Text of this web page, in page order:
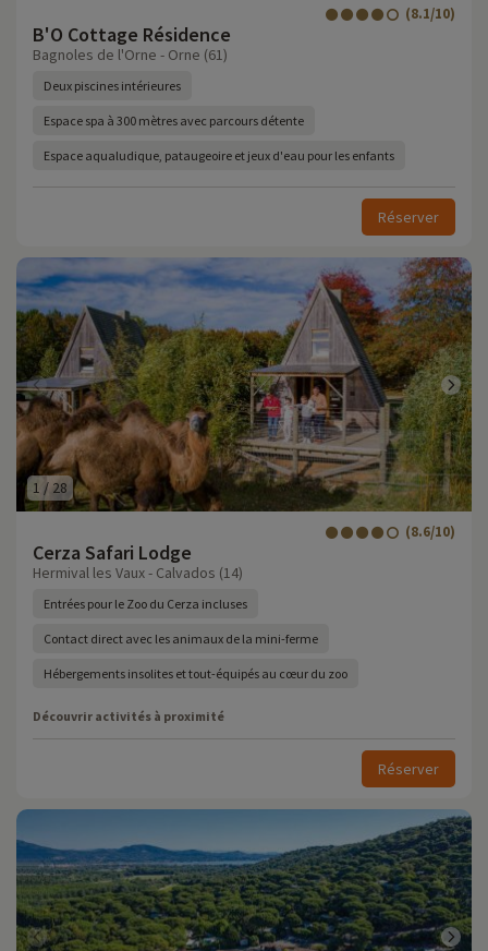
B'O Cottage Résidence
(8.1/10)
Bagnoles de l'Orne - Orne (61)
Deux piscines intérieures
Espace spa à 300 mètres avec parcours détente
Espace aqualudique, pataugeoire et jeux d'eau pour les enfants
Réserver
1 /28
Cerza Safari Lodge
(8.6/10)
Hermival les Vaux - Calvados (14)
Entrées pour le Zoo du Cerza incluses
Contact direct avec les animaux de la mini-ferme
Hébergements insolites et tout-équipés au cœur du zoo
Découvrir activités à proximité
Réserver